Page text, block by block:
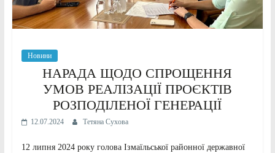
Новини
НАРАДА ЩОДО СПРОЩЕННЯ
УМОВ РЕАЛІЗАЦІЇ ПРОЄКТІВ
РОЗПОДІЛЕНОЇ ГЕНЕРАЦІЇ
12.07.2024 Тетяна Сухова
12 липня 2024 року голова Ізмаїльської районної державної